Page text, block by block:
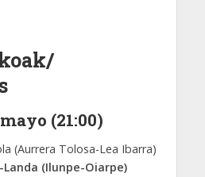
(21:00)
(Aurrera Tolosa-Lea Ibarra)
Landa (Ilunpe-Oiarpe)